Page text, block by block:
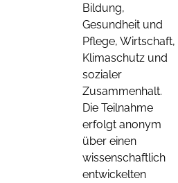
Bildung,
Gesundheit und
Pflege, Wirtschaft,
Klimaschutz und
sozialer
Zusammenhalt.
Die Teilnahme
erfolgt anonym
über einen
wissenschaftlich
entwickelten